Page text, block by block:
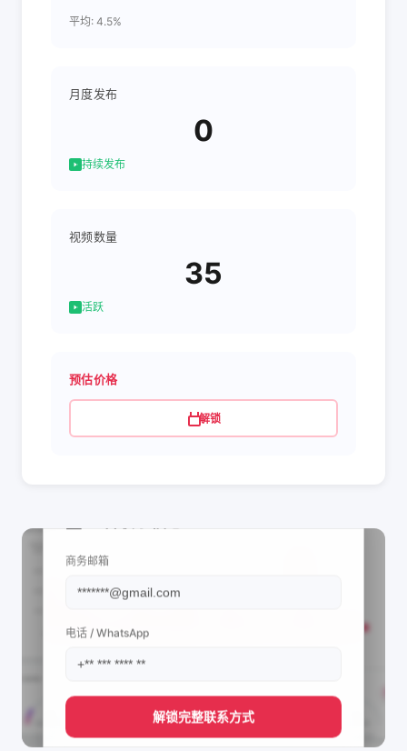
平均: 4.5%
月度发布
0
持续发布
视频数量
35
活跃
预估价格
解锁
商务邮箱
电话 / WhatsApp
解锁完整联系方式